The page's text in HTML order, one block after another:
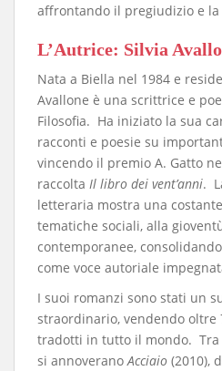
affrontando il pregiudizio e la
​L’Autrice: Silvia
​Nata a Biella nel 1984 e
Avallone è una scrittrice e
Filosofia. Ha iniziato la sua
racconti e poesie su
vincendo il premio A. Gatto
raccolta Il libro dei vent’anni.
letteraria mostra una
tematiche sociali, alla
contemporanee,
come voce autoriale
​I suoi romanzi sono stati un
straordinario, vendendo oltre
tradotti in tutto il mondo. Tra
si annoverano Acciaio (2010),